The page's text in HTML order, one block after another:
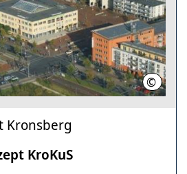
© LHH
Kronsberg
KroKuS